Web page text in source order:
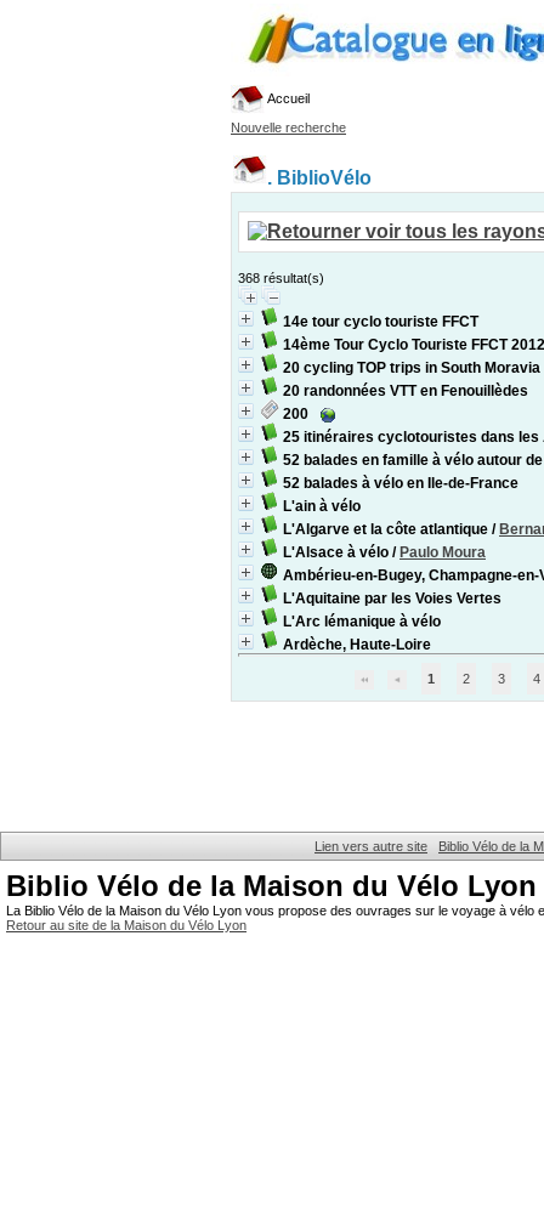
Accueil
Nouvelle recherche
. BiblioVélo
368 résultat(s)
14e tour cyclo touriste FFCT
14ème Tour Cyclo Touriste FFCT 2012
20 cycling TOP trips in South Moravia
20 randonnées VTT en Fenouillèdes
200
25 itinéraires cyclotouristes dans les
52 balades en famille à vélo autour
52 balades à vélo en Ile-de-France
L'ain à vélo
L'Algarve et la côte atlantique /
L'Alsace à vélo / Paulo Moura
Ambérieu-en-Bugey, Champagne-
L'Aquitaine par les Voies Vertes
L'Arc lémanique à vélo
Ardèche, Haute-Loire
1 2 3 4
Lien vers autre site Biblio Vélo de la
Biblio Vélo de la Maison du Vélo Lyon
La Biblio Vélo de la Maison du Vélo Lyon vous propose des ouvrages sur le voyage à
Retour au site de la Maison du Vélo Lyon